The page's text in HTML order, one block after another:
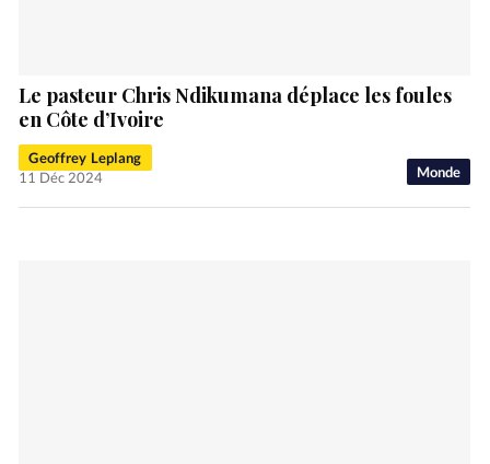
Monde
Le pasteur Chris Ndikumana déplace les foules
en Côte d’Ivoire
Geoffrey Leplang
11 Déc 2024